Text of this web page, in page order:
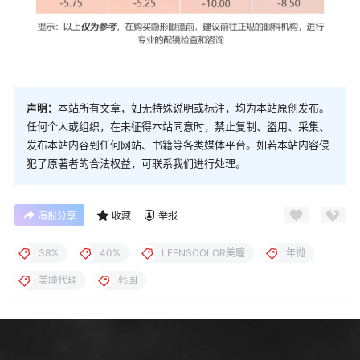
声明： 本站所有文章，如无特殊说明或标注，均为本站原创发布。
任何个人或组织，在未征得本站同意时，禁止复制、盗用、采集、
发布本站内容到任何网站、书籍等各类媒体平台。如若本站内容侵
犯了原著者的合法权益，可联系我们进行处理。
海报分享 收藏 举报
38% 40% LEENSCOLOR美瞳 年抛
美瞳代理 韩国